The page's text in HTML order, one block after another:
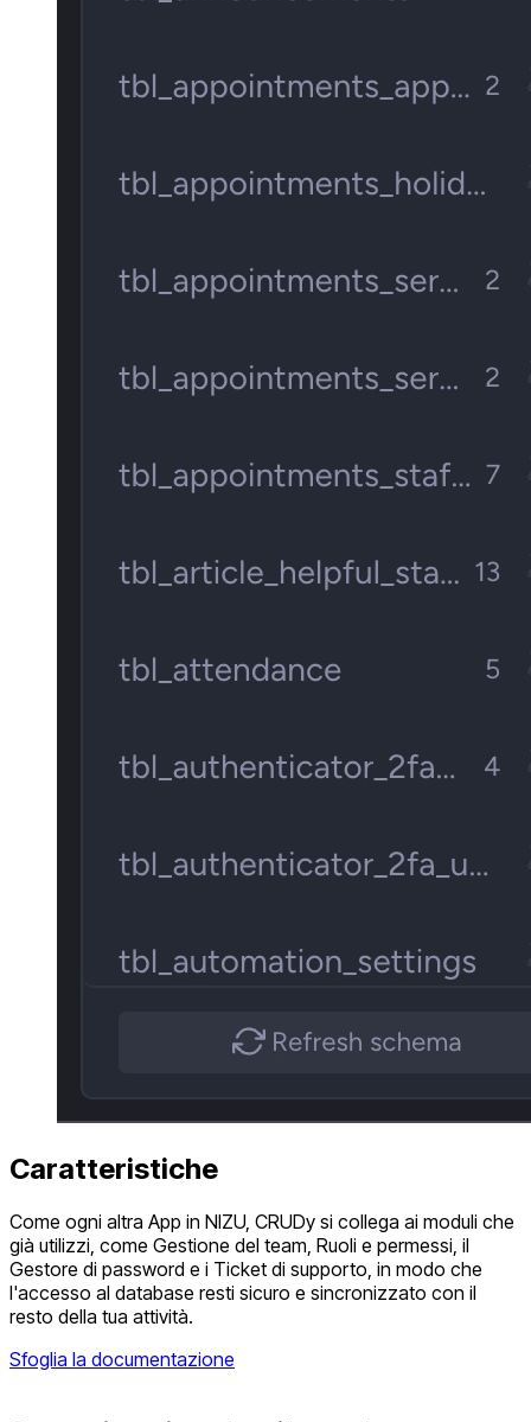
Caratteristiche
Come ogni altra App in NIZU, CRUDy si collega ai moduli che
già utilizzi, come Gestione del team, Ruoli e permessi, il
Gestore di password e i Ticket di supporto, in modo che
l'accesso al database resti sicuro e sincronizzato con il
resto della tua attività.
Sfoglia la documentazione